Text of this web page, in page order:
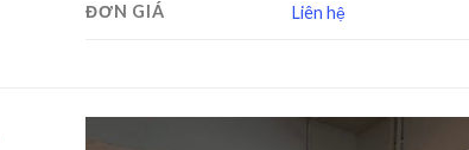
ĐƠN GIÁ Liên hệ